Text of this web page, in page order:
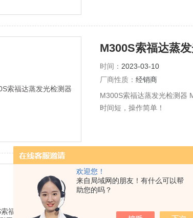
欢迎您！
来自局域网的朋友！有什么可以帮
助您的吗？
M300S索福达蒸
时间： 2023-03-10
厂商性质： 经销商
M300S索福达蒸发光检测器
时间短，操作简单！
M300S索福达蒸
时间：